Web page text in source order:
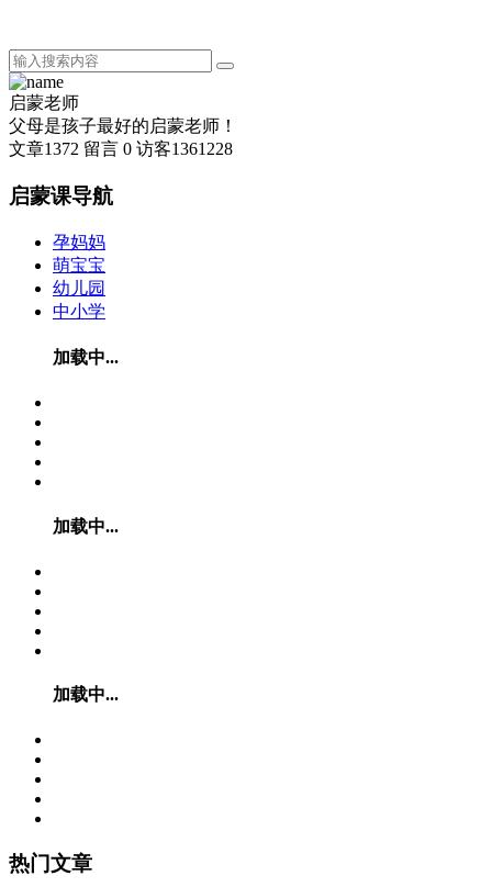
启蒙老师
父母是孩子最好的启蒙老师！
文章1372 留言 0 访客1361228
启蒙课导航
孕妈妈
萌宝宝
幼儿园
中小学
加载中...
加载中...
加载中...
热门文章